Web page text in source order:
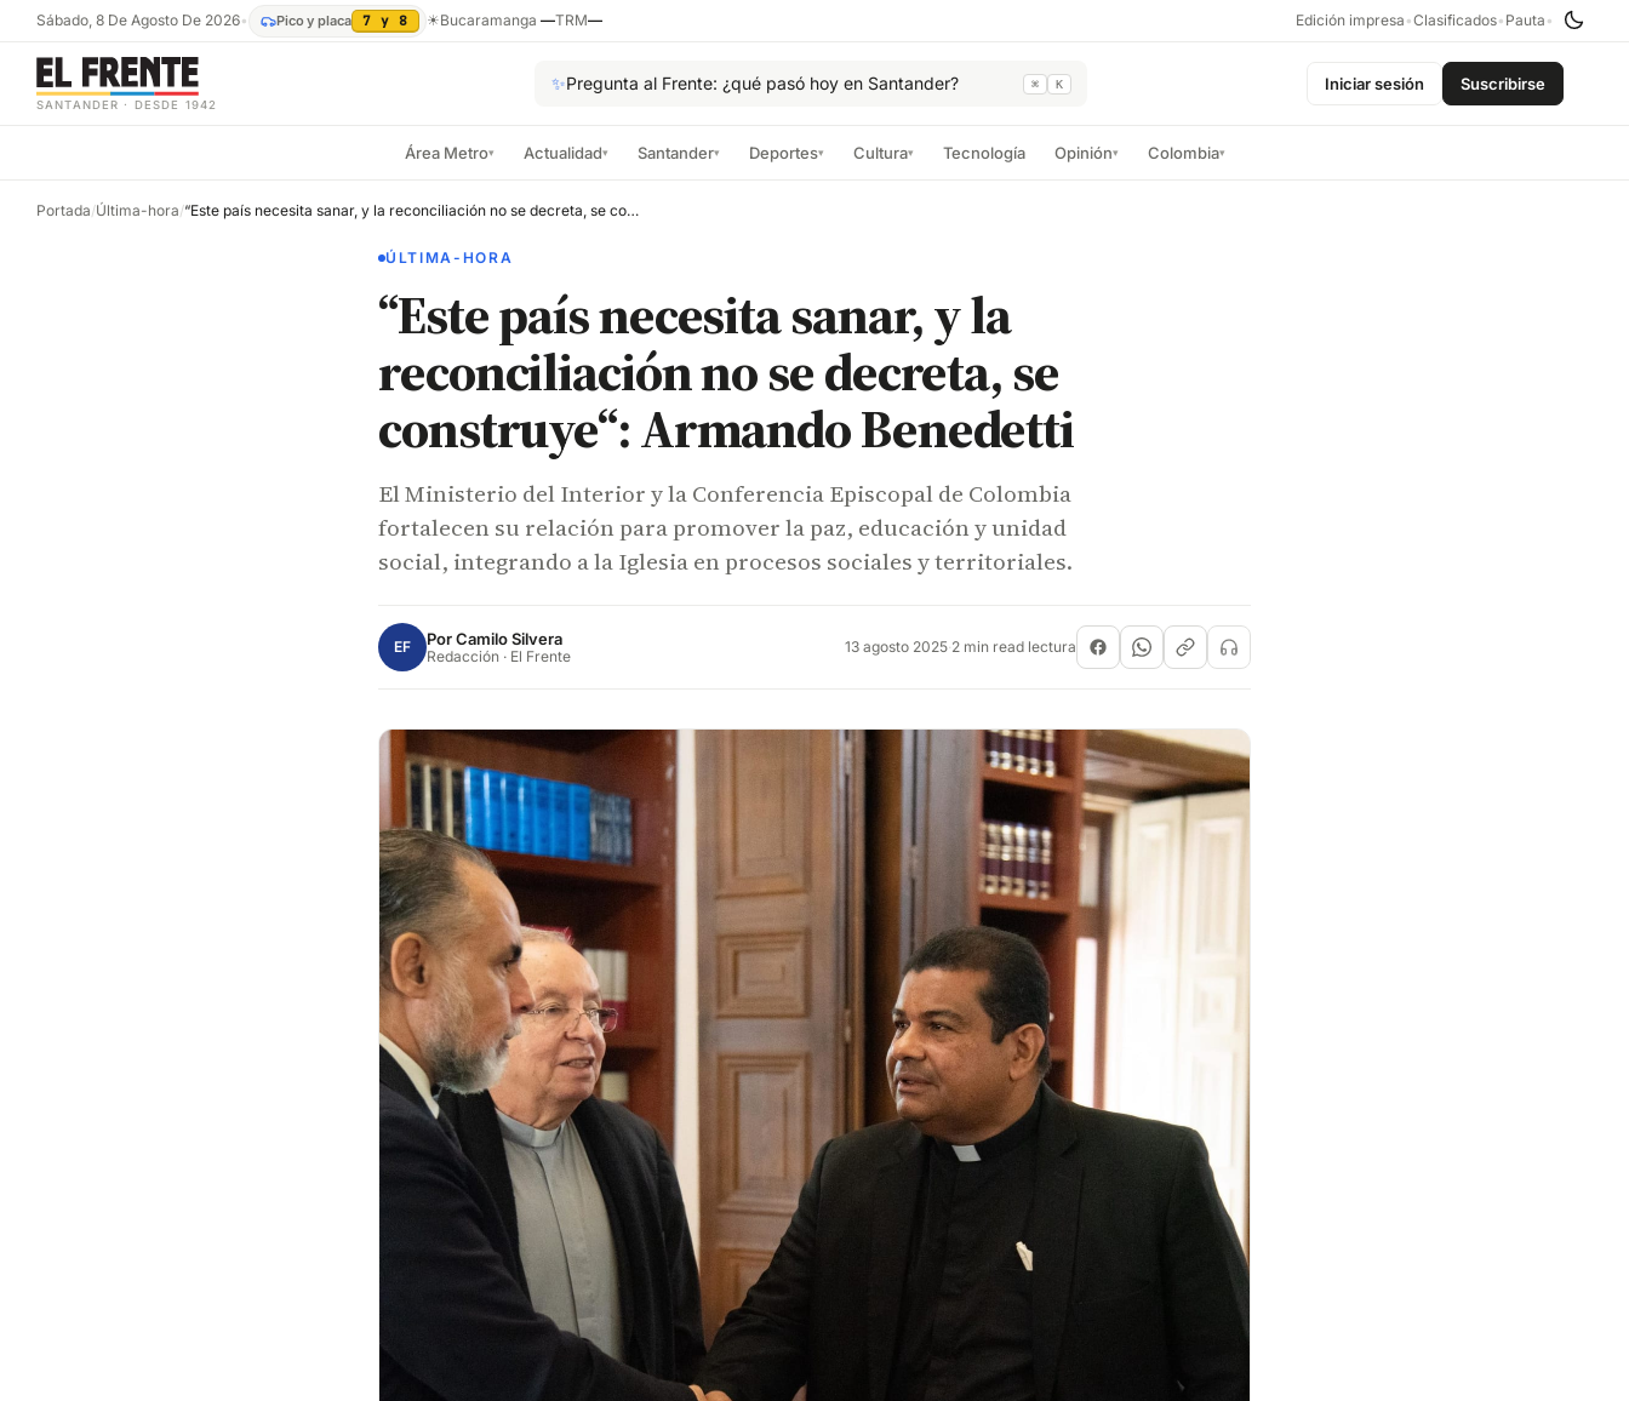
Sábado, 8 De Agosto De 2026• Pico y placa 7 y 8 ☀Bucaramanga —TRM— Edición impresa •Clasificados• Pauta •
SANTANDER · DESDE 1942
✨Pregunta al Frente: ¿qué pasó hoy en Santander? ⌘ K Iniciar sesión Suscribirse
Área Metro▾ Actualidad▾ Santander▾ Deportes▾ Cultura▾ Tecnología Opinión▾ Colombia▾
Portada/Última-hora/ “Este país necesita sanar, y la reconciliación no se decreta, se construye“: Armando Benedetti
ÚLTIMA-HORA
“Este país necesita sanar, y la
reconciliación no se decreta, se
construye“: Armando Benedetti
El Ministerio del Interior y la Conferencia Episcopal de Colombia
fortalecen su relación para promover la paz, educación y unidad
social, integrando a la Iglesia en procesos sociales y territoriales.
EF PorCamilo Silvera
Redacción · El Frente 13 agosto 2025·2 min read lectura